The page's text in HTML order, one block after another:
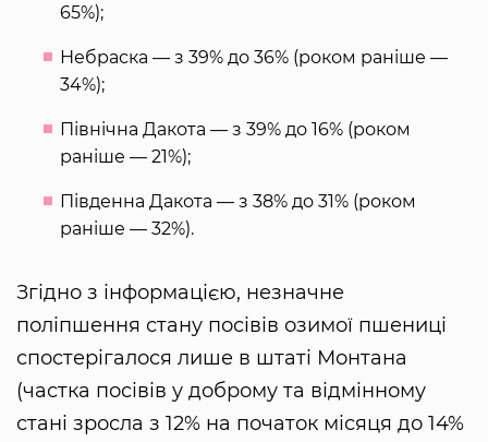
65%);
Небраска — з 39% до 36% (роком раніше —
34%);
Північна Дакота — з 39% до 16% (роком
раніше — 21%);
Південна Дакота — з 38% до 31% (роком
раніше — 32%).
Згідно з інформацією, незначне
поліпшення стану посівів озимої пшениці
спостерігалося лише в штаті Монтана
(частка посівів у доброму та відмінному
стані зросла з 12% на початок місяця до 14%